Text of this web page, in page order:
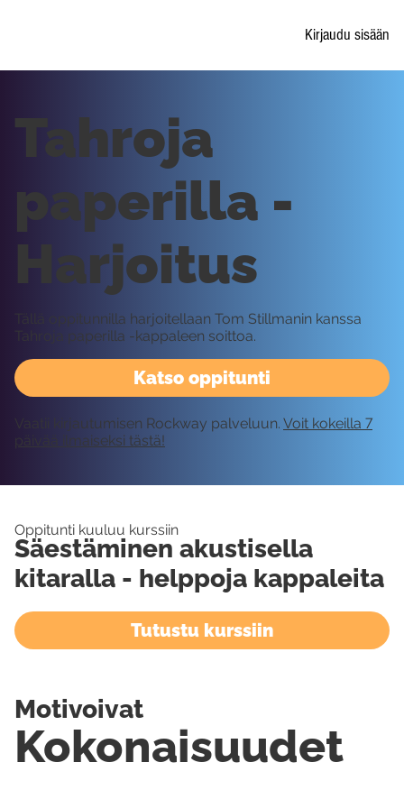
Kirjaudu sisään
Katso oppitunti
Tahroja
paperilla -
Harjoitus
Tällä oppitunnilla harjoitellaan Tom Stillmanin kanssa
Tahroja paperilla -kappaleen soittoa.
Vaatii kirjautumisen Rockway palveluun. Voit kokeilla 7
päivää ilmaiseksi tästä!
Oppitunti kuuluu kurssiin
Säestäminen akustisella
kitaralla - helppoja kappaleita
Tutustu kurssiin
Kokonaisuudet
Motivoivat